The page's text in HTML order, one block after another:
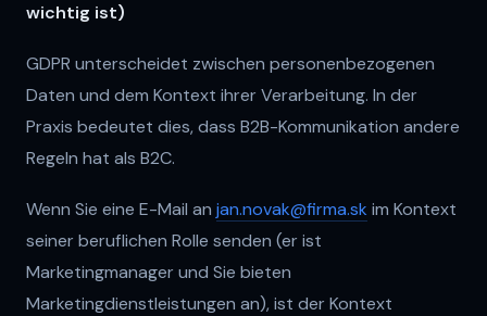
wichtig ist)
GDPR unterscheidet zwischen personenbezogenen
Daten und dem Kontext ihrer Verarbeitung. In der
Praxis bedeutet dies, dass B2B-Kommunikation andere
Regeln hat als B2C.
Wenn Sie eine E-Mail an jan.novak@firma.sk im Kontext
seiner beruflichen Rolle senden (er ist
Marketingmanager und Sie bieten
Marketingdienstleistungen an), ist der Kontext